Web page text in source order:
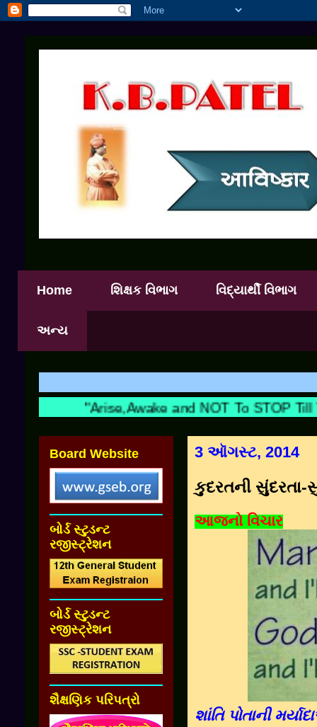
Home શિક્ષક વિભાગ વિદ્યાર્થી વિભાગ
અન્ય
"Arise,Awake and NOT To STOP Till
3 ઑગસ્ટ, 2014
કુદરતની સુંદરતા-
આજનો વિચાર
શાંતિ પોતાની
Board Website
બોર્ડ સ્ટુડન્ટ
રજીસ્ટ્રેશન
બોર્ડ સ્ટુડન્ટ
રજીસ્ટ્રેશન
શૈક્ષણિક પરિપત્રો